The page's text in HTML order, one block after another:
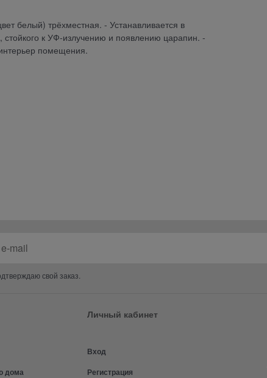
белый) трёхместная. - Устанавливается в
к УФ-излучению и появлению царапин. -
помещения.
свой заказ.
дома
Личный кабинет
Вход
Регистрация